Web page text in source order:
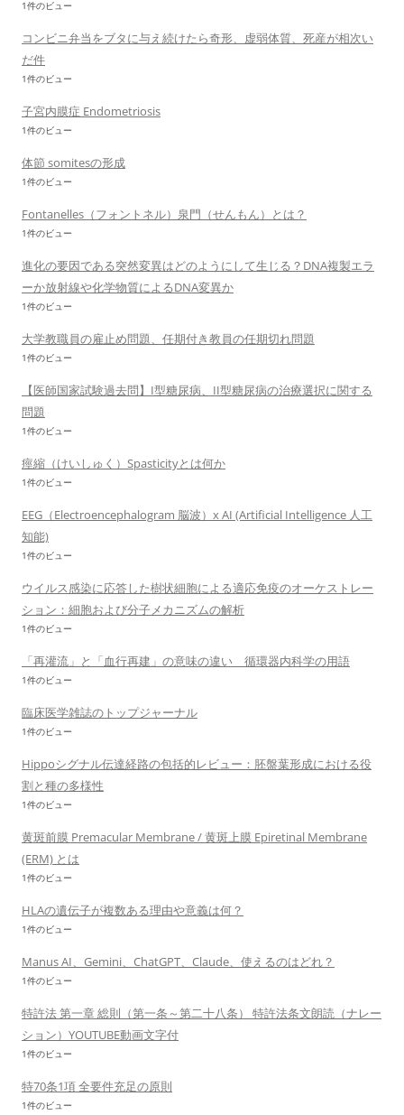
1件のビュー
コンビニ弁当をブタに与え続けたら奇形、虚弱体質、死産が相次い
だ件
1件のビュー
子宮内膜症 Endometriosis
1件のビュー
体節 somitesの形成
1件のビュー
Fontanelles（フォントネル）泉門（せんもん）とは？
1件のビュー
進化の要因である突然変異はどのようにして生じる？DNA複製エラ
ーか放射線や化学物質によるDNA変異か
1件のビュー
大学教職員の雇止め問題、任期付き教員の任期切れ問題
1件のビュー
【医師国家試験過去問】I型糖尿病、II型糖尿病の治療選択に関する
問題
1件のビュー
痙縮（けいしゅく）Spasticityとは何か
1件のビュー
EEG（Electroencephalogram 脳波）x AI (Artificial Intelligence 人工
知能)
1件のビュー
ウイルス感染に応答した樹状細胞による適応免疫のオーケストレー
ション：細胞および分子メカニズムの解析
1件のビュー
「再灌流」と「血行再建」の意味の違い 循環器内科学の用語
1件のビュー
臨床医学雑誌のトップジャーナル
1件のビュー
Hippoシグナル伝達経路の包括的レビュー：胚盤葉形成における役
割と種の多様性
1件のビュー
黄斑前膜 Premacular Membrane / 黄斑上膜 Epiretinal Membrane
(ERM) とは
1件のビュー
HLAの遺伝子が複数ある理由や意義は何？
1件のビュー
Manus AI、Gemini、ChatGPT、Claude、使えるのはどれ？
1件のビュー
特許法 第一章 総則（第一条～第二十八条） 特許法条文朗読（ナレー
ション）YOUTUBE動画文字付
1件のビュー
特70条1項 全要件充足の原則
1件のビュー